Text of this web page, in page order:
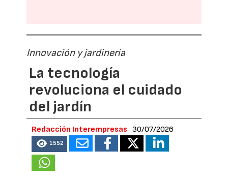
Innovación y jardinería
La tecnología
revoluciona el cuidado
del jardín
Redacción Interempresas 30/07/2026
1552